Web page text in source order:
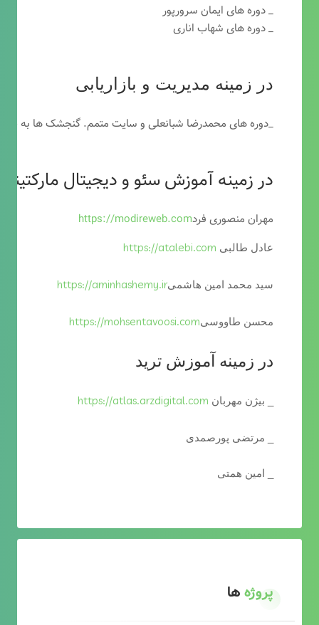
_ دوره های ایمان سرورپور
_ دوره های شهاب اناری
در زمینه مدیریت و بازاریابی
_دوره های محمدرضا شبانعلی و سایت متمم. گنجشک ها به
در زمینه آموزش سئو و دیجیتال
مهران منصوری فردhttps://modireweb.com
عادل طالبی https://atalebi.com
سید محمد امین هاشمیhttps://aminhashemy.ir
محسن طاووسیhttps://mohsentavoosi.com
در زمینه آموزش ترید
_ بیژن مهربان https://atlas.arzdigital.com
_ مرتضی پورصمدی
_ امین همتی
پروژهها